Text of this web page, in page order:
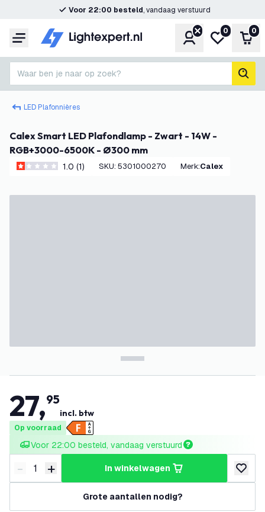
Voor 22:00 besteld, vandaag verstuurd
Menu Account
Mijn
0 0
Waar ben je naar op zoek?
LED Plafonnières
Calex Smart LED Plafondlamp - Zwart - 14W -
RGB+3000-6500K - Ø300 mm
1 score sterren1.0 (1) SKU: 5301000270 Merk: Calex
27,95
incl. btw
Op voorraad
Voor 22:00 besteld, vandaag verstuurd
Verminder hoeveelheid
- Verhoog hoeveelheid
+ in winkelwagen
Grote aantallen nodig?